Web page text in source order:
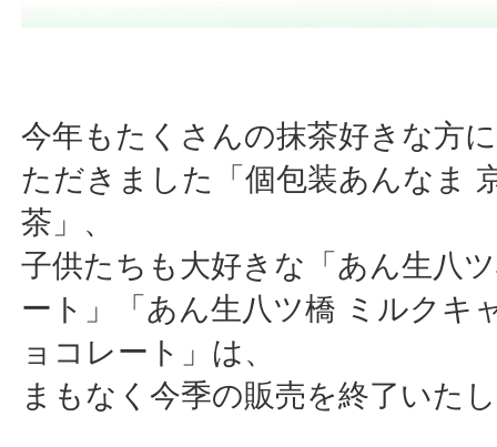
今年もたくさんの抹茶好きな方
ただきました「個包装あんなま
茶」、
子供たちも大好きな「あん生八
ート」「あん生八ツ橋 ミルクキ
ョコレート」は、
まもなく今季の販売を終了いた